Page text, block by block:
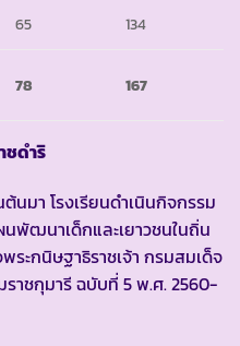
65 134
78 167
ชดำริ
า โรงเรียนดำเนินกิจกรรม
พัฒนาเด็กและเยาวชนในถิ่น
ระกนิษฐาธิราชเจ้า กรมสมเด็จ
าชกุมารี ฉบับที่ 5 พ.ศ. 2560-